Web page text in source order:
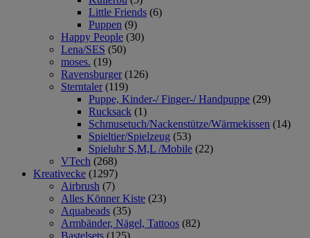
Little Friends (6)
Puppen (9)
Happy People (30)
Lena/SES (50)
moses. (19)
Ravensburger (126)
Sterntaler (119)
Puppe, Kinder-/ Finger-/ Handpuppe (29)
Rucksack (1)
Schmusetuch/Nackenstütze/Wärmekissen (14)
Spieltier/Spielzeug (53)
Spieluhr S,M,L /Mobile (22)
VTech (268)
Kreativecke (1297)
Airbrush (7)
Alles Könner Kiste (23)
Aquabeads (35)
Armbänder, Nägel, Tattoos (82)
Bastelsets (125)